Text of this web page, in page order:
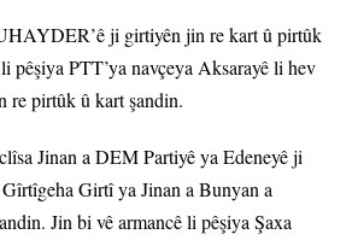
ji girtiyên jin re kart û pirtûk
pêşiya PTT’ya navçeya Aksarayê li hev
re pirtûk û kart şandin.
Jinan a DEM Partiyê ya Edeneyê ji
Girtî ya Jinan a Bunyan a
Jin bi vê armancê li pêşiya Şaxa